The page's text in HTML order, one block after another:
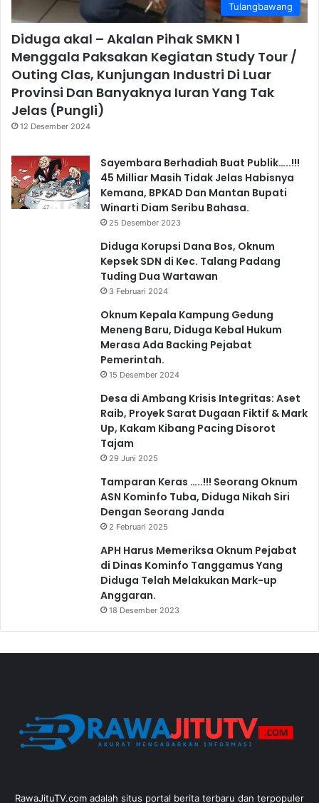
Tulangbawang
Diduga akal – Akalan Pihak SMKN 1
Menggala Paksakan Kegiatan Study Tour /
Outing Clas, Kunjungan Industri Di Luar
Provinsi Dan Banyaknya Iuran Yang Tak
Jelas (Pungli)
12 Desember 2024
Sayembara Berhadiah Buat Publik…..!!!
45 Milliar Masih Tidak Jelas Habisnya
Kemana, BPKAD Dan Mantan Bupati
Winarti Diam Seribu Bahasa.
25 Desember 2023
Diduga Korupsi Dana Bos, Oknum
Kepsek SDN di Kec. Talang Padang
Tuding Dua Wartawan
3 Februari 2024
Oknum Kepala Kampung Gedung
Meneng Baru, Diduga Kebal Hukum
Merasa Ada Backing Pejabat
Pemerintah.
15 Desember 2024
Desa di Ambang Krisis Integritas: Aset
Raib, Proyek Sarat Dugaan Fiktif & Mark
Up, Kakam Kibang Pacing Disorot
Tajam
29 Juni 2025
Tamparan Keras …..!!! Seorang Oknum
ASN Kominfo Tuba, Diduga Nikah Siri
Dengan Seorang Janda
2 Februari 2025
APH Harus Memeriksa Oknum Pejabat
di Dinas Kominfo Tanggamus Yang
Diduga Telah Melakukan Mark-up
Anggaran.
18 Desember 2023
RawaJituTV.com adalah situs portal berita terbaru dan terpopuler